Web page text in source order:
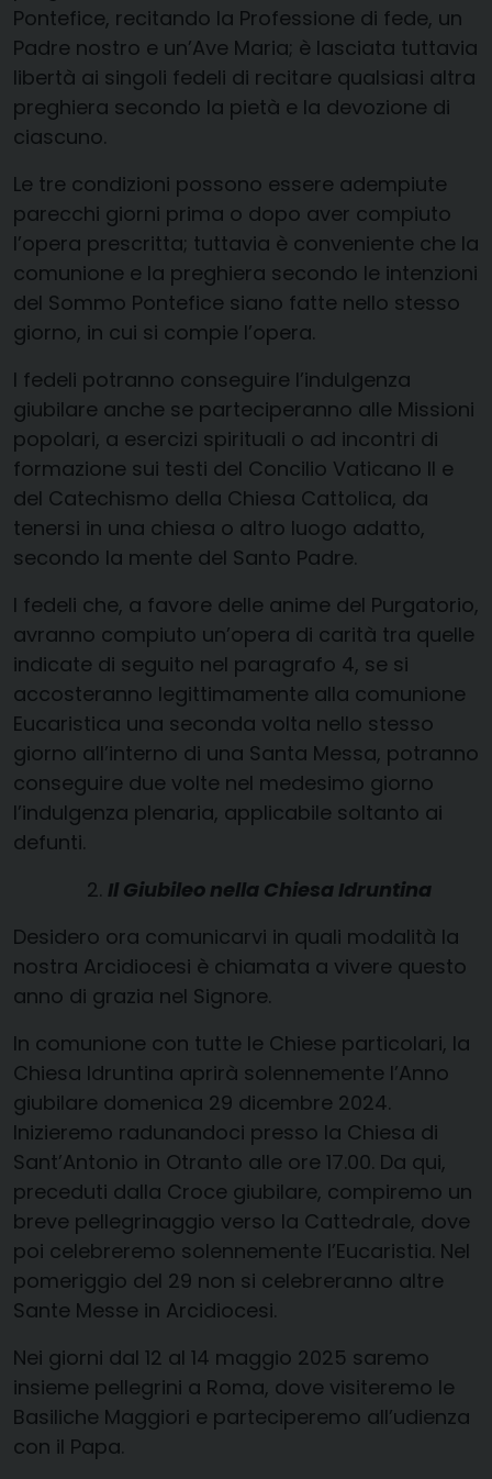
Pontefice, recitando la Professione di fede, un
Padre nostro e un’Ave Maria; è lasciata tuttavia
libertà ai singoli fedeli di recitare qualsiasi altra
preghiera secondo la pietà e la devozione di
ciascuno.
Le tre condizioni possono essere adempiute
parecchi giorni prima o dopo aver compiuto
l’opera prescritta; tuttavia è conveniente che la
comunione e la preghiera secondo le intenzioni
del Sommo Pontefice siano fatte nello stesso
giorno, in cui si compie l’opera.
I fedeli potranno conseguire l’indulgenza
giubilare anche se parteciperanno alle Missioni
popolari, a esercizi spirituali o ad incontri di
formazione sui testi del Concilio Vaticano II e
del Catechismo della Chiesa Cattolica, da
tenersi in una chiesa o altro luogo adatto,
secondo la mente del Santo Padre.
I fedeli che, a favore delle anime del Purgatorio,
avranno compiuto un’opera di carità tra quelle
indicate di seguito nel paragrafo 4, se si
accosteranno legittimamente alla comunione
Eucaristica una seconda volta nello stesso
giorno all’interno di una Santa Messa, potranno
conseguire due volte nel medesimo giorno
l’indulgenza plenaria, applicabile soltanto ai
defunti.
Il Giubileo nella Chiesa Idruntina
Desidero ora comunicarvi in quali modalità la
nostra Arcidiocesi è chiamata a vivere questo
anno di grazia nel Signore.
In comunione con tutte le Chiese particolari, la
Chiesa Idruntina aprirà solennemente l’Anno
giubilare domenica 29 dicembre 2024.
Inizieremo radunandoci presso la Chiesa di
Sant’Antonio in Otranto alle ore 17.00. Da qui,
preceduti dalla Croce giubilare, compiremo un
breve pellegrinaggio verso la Cattedrale, dove
poi celebreremo solennemente l’Eucaristia. Nel
pomeriggio del 29 non si celebreranno altre
Sante Messe in Arcidiocesi.
Nei giorni dal 12 al 14 maggio 2025 saremo
insieme pellegrini a Roma, dove visiteremo le
Basiliche Maggiori e parteciperemo all’udienza
con il Papa.